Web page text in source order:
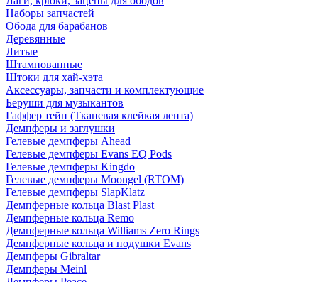
Наборы запчастей
Обода для барабанов
Деревянные
Литые
Штампованные
Штоки для хай-хэта
Аксессуары, запчасти и комплектующие
Беруши для музыкантов
Гаффер тейп (Тканевая клейкая лента)
Демпферы и заглушки
Гелевые демпферы Ahead
Гелевые демпферы Evans EQ Pods
Гелевые демпферы Kingdo
Гелевые демпферы Moongel (RTOM)
Гелевые демпферы SlapKlatz
Демпферные кольца Blast Plast
Демпферные кольца Remo
Демпферные кольца Williams Zero Rings
Демпферные кольца и подушки Evans
Демпферы Gibraltar
Демпферы Meinl